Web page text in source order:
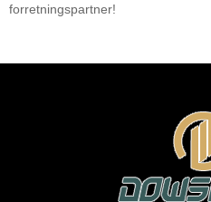
forretningspartner!